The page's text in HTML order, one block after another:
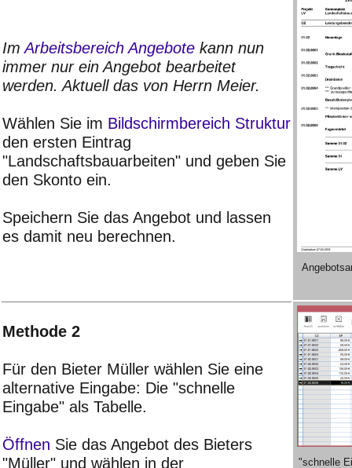
ImArbeitsbereich Angebote kann nun
immer nur ein Angebot bearbeitet
werden. Aktuell das von Herrn Meier.
Wählen Sie im Bildschirmbereich Struktur
den ersten Eintrag
"Landschaftsbauarbeiten" und geben Sie
den Skonto ein.
Speichern Sie das Angebot und lassen
es damit neu berechnen.
Methode 2
Für den Bieter Müller wählen Sie eine
alternative Eingabe: Die "schnelle
Eingabe" als Tabelle.
Öffnen Sie das Angebot des Bieters
"Müller" und wählen in der
"schnelle